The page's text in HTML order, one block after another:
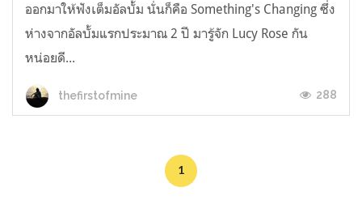
ออกมาให้ฟังเต็มอัลบั้ม นั่นก็คือ Something's Changing ซึ่ง
ห่างจากอัลบั้มแรกประมาณ 2 ปี มารู้จัก Lucy Rose กัน
หน่อยดี...
thefirstofmine 288
1